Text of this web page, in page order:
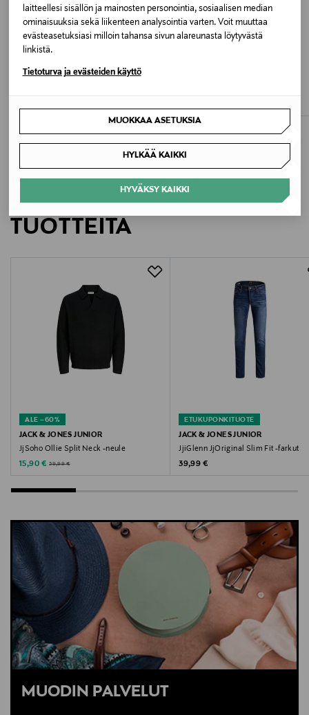
laitteellesi sisällön ja mainosten personointia, sosiaalisen median
ominaisuuksia sekä liikenteen analysointia varten. Voit muuttaa
evästeasetuksiasi milloin tahansa sivun alareunasta löytyvästä
linkistä.
Tietoturva ja evästeiden käyttö
MUOKKAA ASETUKSIA
HYLKÄÄ KAIKKI
HYVÄKSY KAIKKI
Valmistusmaa
Bangladesh
Valmistajan tuotenumero
Bestseller Wholesale Finland Oy
Avainsanat
name it, lasten farkut, kapeat farkut, kapealahkeiset
TOMMY HILFIGER
LISÄÄ KIINNOSTAVIA
TUOTTEITA
ALE –60%
JACK & JONES JUNIOR
JjSoho Ollie Split Neck -neule
Discounted Price
15,90 € Original Price
39,99 €
ETUKUPONKITUOTE
JACK & JONES JUNIOR
JjiGlenn JjOriginal Slim Fit -farkut
Original Price
39,99 €
MUODIN PALVELUT